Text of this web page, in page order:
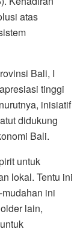
atas
Bali, I
tinggi
inisiatif
didukung
Bali.
untuk
lokal. Tentu ini
ini
lain,